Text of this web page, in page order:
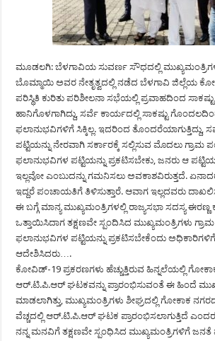
ಮೂಡಲಗಿ: ಬೆಳಗಾವಿಯ ಸುವರ್ಣ ಸೌಧದಲ್ಲಿ
ಬೊಮ್ಮಾಯಿ ಅವರ ನೇತೃತ್ವದಲ್ಲಿ ನಡೆದ ಬೆಳಗಾವಿ ಜಿಲ್ಲೆಯ
ಪರಿಸ್ಥಿತಿ ಕುರಿತು ಪರಿಶೀಲನಾ ಸಭೆಯಲ್ಲಿ ಪ್ರವಾಹದಿಂದ
ಹಾನಿಗೊಳಗಾಗಿದ್ದು, ಸರ್ವೆ ಕಾರ್ಯದಲ್ಲಿ ಸಾಕಷ್ಟು
ಫಲಾನುಭವಿಗಳಿಗೆ ಸಿಕ್ಕಿಲ್ಲ. ಇದರಿಂದ
ಪಟ್ಟಿಯನ್ನು ನೇರವಾಗಿ ಸರ್ಕಾರಕ್ಕೆ ಸಲ್ಲಿಸುವ ಮೊದಲು ಗ್ರಾಮ
ಫಲಾನುಭವಿಗಳ ಪಟ್ಟಿಯನ್ನು ಪ್ರಕಟಿಸಬೇಕು, ಜನರು ಆ
ಇಲ್ಲವೋ ಎಂಬುದನ್ನು ಗಮನಿಸಲು ಅವಕಾಶವಿರುತ್ತದೆ.
ಇದ್ದರೆ ಪಂಚಾಯತಿಗೆ ತಿಳಿಸುತ್ತಾರೆ. ಆವಾಗ ಇಲ್ಲದವರು
ಈ ಬಗ್ಗೆ ಮಾನ್ಯ ಮುಖ್ಯಮಂತ್ರಿಗಳಲ್ಲಿ ರಾಜ್ಯಸಭಾ ಸದಸ್ಯ
ಒತ್ತಾಯಿಸಿದಾಗ ತಕ್ಷಣವೇ ಸ್ಪಂದಿಸಿದ ಮುಖ್ಯಮಂತ್ರಿಗಳು
ಫಲಾನುಭವಿಗಳ ಪಟ್ಟಿಯನ್ನು ಪ್ರಕಟಿಸಬೇಕೆಂದು
ಆದೇಶಿಸಿದರು….
ಕೋವಿಡ್-19 ಪ್ರಕರಣಗಳು ಹೆಚ್ಚುತ್ತಿರುವ ಹಿನ್ನಲೆಯಲ್ಲಿ
ಆರ್.ಟಿ.ಪಿ.ಆರ್ ಘಟಕವನ್ನು ಪ್ರಾರಂಭಿಸುವಂತೆ ಈ ಹಿಂದೆ
ಮಾಡಲಾಗಿತ್ತು, ಮುಖ್ಯಮಂತ್ರಿಗಳು ಶೀಘ್ರದಲ್ಲಿ ಗೋಕಾಕ
ವೆಚ್ಚದಲ್ಲಿ ಆರ್.ಟಿ.ಪಿ.ಆರ್ ಘಟಕ ಪ್ರಾರಂಭಿಸಲಾಗುತ್ತಿದೆ
ನನ್ನ ಮನವಿಗೆ ತಕ್ಷಣವೇ ಸ್ಪಂಧಿಸಿದ ಮುಖ್ಯಮಂತ್ರಿಗಳಿಗೆ ಜನತೆ